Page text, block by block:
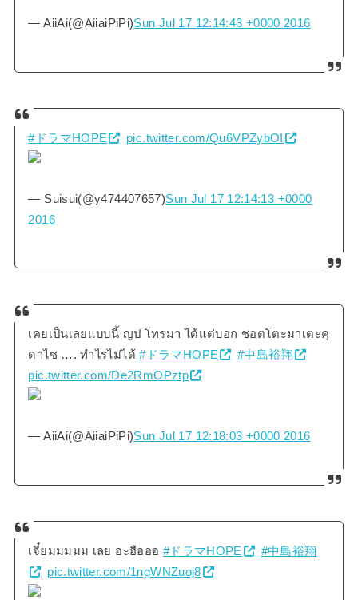
— AiiAi(@AiiaiPiPi)Sun Jul 17 12:14:43 +0000 2016
#ドラマHOPE pic.twitter.com/Qu6VPZybOI
— Suisui(@y474407657)Sun Jul 17 12:14:13 +0000
2016
เคยเป็นเลยแบบนี้ ญป โทรมา ได้แต่บอก ชอตโตะมาเตะคุ
ดาไซ …. ทำไรไม่ได้#ドラマHOPE
#中島裕翔
pic.twitter.com/De2RmOPztp
— AiiAi(@AiiaiPiPi)Sun Jul 17 12:18:03 +0000 2016
เจี๋ยมมมมม เลย อะฮือออ #ドラマHOPE
#中島裕翔
pic.twitter.com/1ngWNZuoj8